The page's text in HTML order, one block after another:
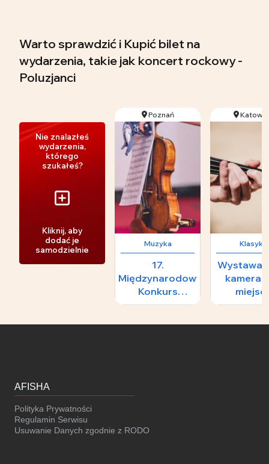
Warto sprawdzić i Kupić bilet na
wydarzenia, takie jak koncert rockowy -
Poluzjanci
Nie znalazłeś
wydarzenia,
którego
szukałeś?
Kliknij, aby
dodać je
samodzielnie
Poznań
Muzyka
17.
Międzynarodowy
Konkurs
Skrzypcowy im.
Klasyka
Wystawa
AFISHA
Polityka Prywatności
Regulamin Serwisu
Usuwanie Danych zgodnie z RODO